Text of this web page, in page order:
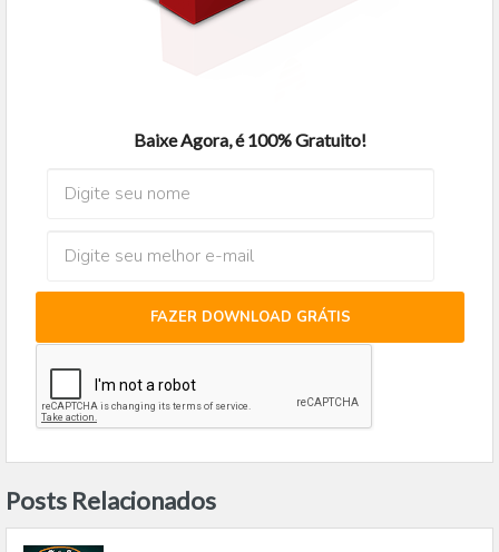
Baixe Agora, é 100% Gratuito!
FAZER DOWNLOAD GRÁTIS
Posts Relacionados